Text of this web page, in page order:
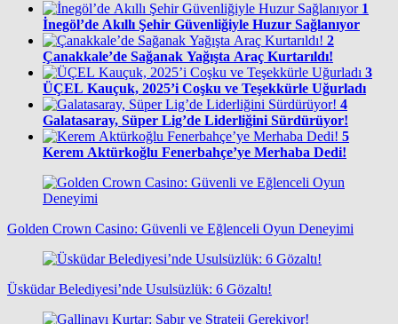
1
İnegöl’de Akıllı Şehir Güvenliğiyle Huzur Sağlanıyor
2
Çanakkale’de Sağanak Yağışta Araç Kurtarıldı!
3
ÜÇEL Kauçuk, 2025’i Coşku ve Teşekkürle Uğurladı
4
Galatasaray, Süper Lig’de Liderliğini Sürdürüyor!
5
Kerem Aktürkoğlu Fenerbahçe’ye Merhaba Dedi!
Golden Crown Casino: Güvenli ve Eğlenceli Oyun Deneyimi
Üsküdar Belediyesi’nde Usulsüzlük: 6 Gözaltı!